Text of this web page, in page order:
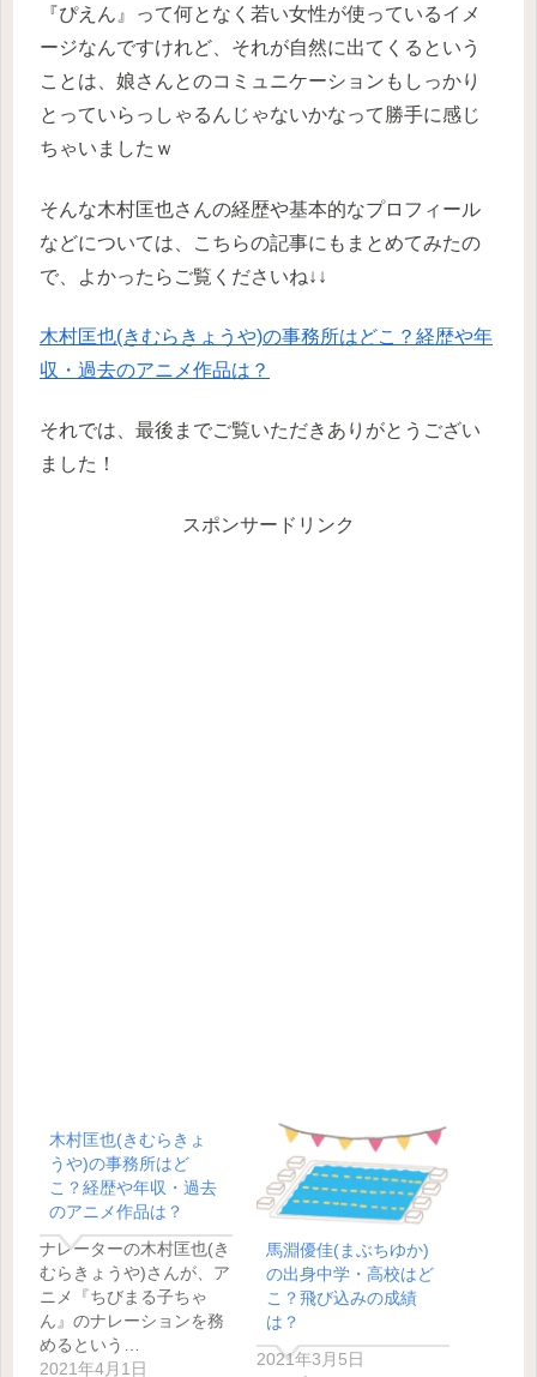
『ぴえん』って何となく若い女性が使っているイメ
ージなんですけれど、それが自然に出てくるという
ことは、娘さんとのコミュニケーションもしっかり
とっていらっしゃるんじゃないかなって勝手に感じ
ちゃいましたｗ
そんな木村匡也さんの経歴や基本的なプロフィール
などについては、こちらの記事にもまとめてみたの
で、よかったらご覧くださいね↓↓
木村匡也(きむらきょうや)の事務所はどこ？経歴や年
収・過去のアニメ作品は？
それでは、最後までご覧いただきありがとうござい
ました！
スポンサードリンク
木村匡也(きむらきょ
うや)の事務所はど
こ？経歴や年収・過去
のアニメ作品は？
ナレーターの木村匡也(き
むらきょうや)さんが、ア
ニメ『ちびまる子ちゃ
ん』のナレーションを務
めるという…
2021年4月1日
馬淵優佳(まぶちゆか)
の出身中学・高校はど
こ？飛び込みの成績
は？
2021年3月5日